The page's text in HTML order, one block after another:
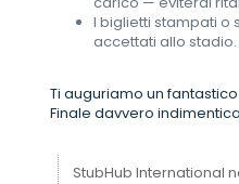
I biglietti stampati o
accettati allo stadio.
Ti auguriamo un
Finale davvero
StubHub International